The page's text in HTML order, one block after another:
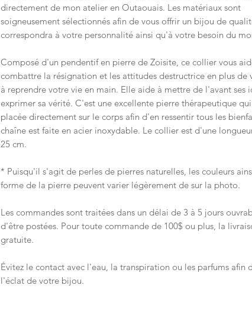
directement de mon atelier en Outaouais. Les matériaux sont
soigneusement sélectionnés afin de vous offrir un bijou de
correspondra à votre personnalité ainsi qu'à votre besoin du
Composé d'un pendentif en pierre de Zoisite, ce collier vous
combattre la résignation et les attitudes destructrice en plus de
à reprendre votre vie en main. Elle aide à mettre de l'avant ses
exprimer sa vérité. C'est une excellente pierre thérapeutique
placée directement sur le corps afin d'en ressentir tous les
chaîne est faite en acier inoxydable. Le collier est d'une
25 cm.
* Puisqu'il s'agit de perles de pierres naturelles, les couleurs
forme de la pierre peuvent varier légèrement de sur la photo.
Les commandes sont traitées dans un délai de 3 à 5 jours
d'être postées. Pour toute commande de 100$ ou plus, la
gratuite.
Évitez le contact avec l'eau, la transpiration ou les parfums afin
l'éclat de votre bijou.